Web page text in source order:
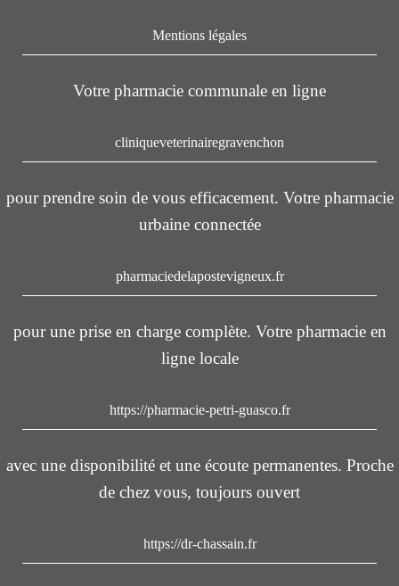
Mentions légales
Votre pharmacie communale en ligne
cliniqueveterinairegravenchon
pour prendre soin de vous efficacement. Votre pharmacie
urbaine connectée
pharmaciedelapostevigneux.fr
pour une prise en charge complète. Votre pharmacie en
ligne locale
https://pharmacie-petri-guasco.fr
avec une disponibilité et une écoute permanentes. Proche
de chez vous, toujours ouvert
https://dr-chassain.fr